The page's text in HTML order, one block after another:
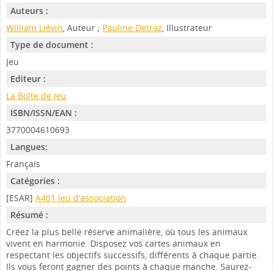
Auteurs :
William Liévin, Auteur ; Pauline Detraz, Illustrateur
Type de document :
Jeu
Editeur :
La Boîte de Jeu
ISBN/ISSN/EAN :
3770004610693
Langues:
Français
Catégories :
[ESAR]A401 Jeu d'association
Résumé :
Créez la plus belle réserve animalière, où tous les animaux
vivent en harmonie. Disposez vos cartes animaux en
respectant les objectifs successifs, différents à chaque partie.
Ils vous feront gagner des points à chaque manche. Saurez-